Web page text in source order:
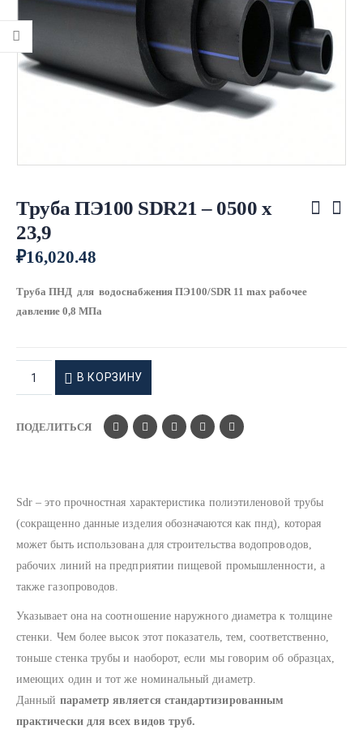
Труба ПЭ100 SDR21 – 0500 х
23,9
₽16,020.48
Труба ПНД для водоснабжения ПЭ100/SDR 11 max рабочее
давление 0,8 МПа
В КОРЗИНУ
ПОДЕЛИТЬСЯ
Sdr – это прочностная характеристика полиэтиленовой трубы
(сокращенно данные изделия обозначаются как пнд), которая
может быть использована для строительства водопроводов,
рабочих линий на предприятии пищевой промышленности, а
также газопроводов.
Указывает она на соотношение наружного диаметра к толщине
стенки. Чем более высок этот показатель, тем, соответственно,
тоньше стенка трубы и наоборот, если мы говорим об образцах,
имеющих один и тот же номинальный диаметр.
Данный параметр является стандартизированным
практически для всех видов труб.